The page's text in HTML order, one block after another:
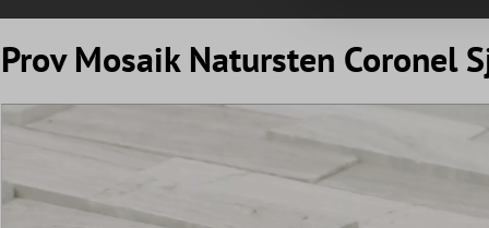
Prov Mosaik Natursten Coronel